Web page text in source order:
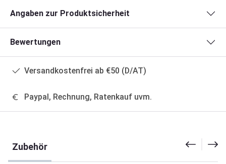
Angaben zur Produktsicherheit
Bewertungen
Versandkostenfrei ab €50 (D/AT)
Paypal, Rechnung, Ratenkauf uvm.
Zubehör